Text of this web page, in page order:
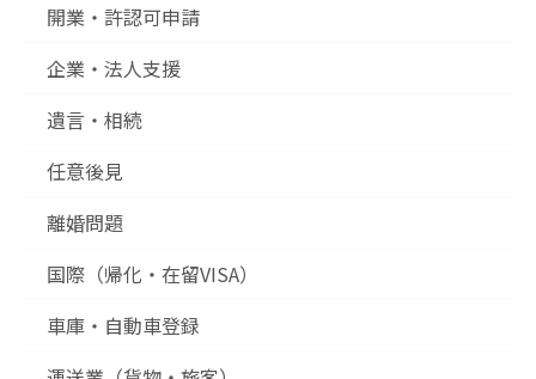
開業・許認可申請
企業・法人支援
遺言・相続
任意後見
離婚問題
国際（帰化・在留VISA）
車庫・自動車登録